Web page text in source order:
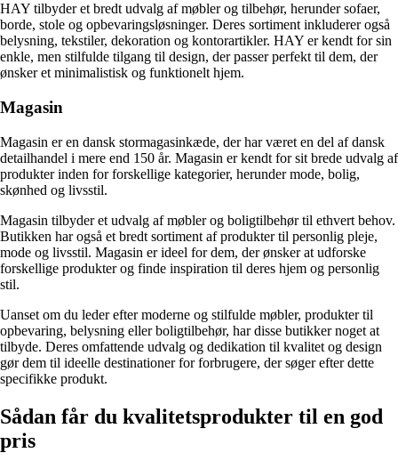
HAY tilbyder et bredt udvalg af møbler og tilbehør, herunder sofaer,
borde, stole og opbevaringsløsninger. Deres sortiment inkluderer også
belysning, tekstiler, dekoration og kontorartikler. HAY er kendt for sin
enkle, men stilfulde tilgang til design, der passer perfekt til dem, der
ønsker et minimalistisk og funktionelt hjem.
Magasin
Magasin er en dansk stormagasinkæde, der har været en del af dansk
detailhandel i mere end 150 år. Magasin er kendt for sit brede udvalg af
produkter inden for forskellige kategorier, herunder mode, bolig,
skønhed og livsstil.
Magasin tilbyder et udvalg af møbler og boligtilbehør til ethvert behov.
Butikken har også et bredt sortiment af produkter til personlig pleje,
mode og livsstil. Magasin er ideel for dem, der ønsker at udforske
forskellige produkter og finde inspiration til deres hjem og personlig
stil.
Uanset om du leder efter moderne og stilfulde møbler, produkter til
opbevaring, belysning eller boligtilbehør, har disse butikker noget at
tilbyde. Deres omfattende udvalg og dedikation til kvalitet og design
gør dem til ideelle destinationer for forbrugere, der søger efter dette
specifikke produkt.
Sådan får du kvalitetsprodukter til en god
pris